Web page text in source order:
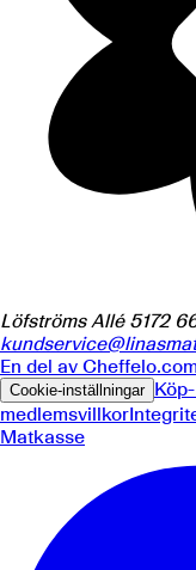
Löfströms Allé 5172
En del av Cheffelo.com
Cookie-inställningar
medlemsvillkor
Matkasse